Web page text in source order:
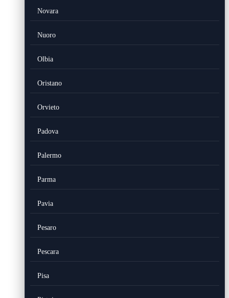
Novara
Nuoro
Olbia
Oristano
Orvieto
Padova
Palermo
Parma
Pavia
Pesaro
Pescara
Pisa